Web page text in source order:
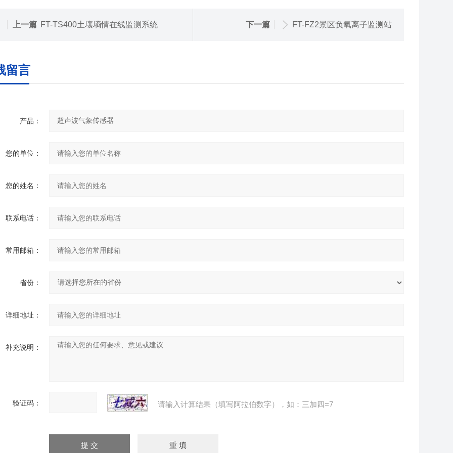
上一篇 FT-TS400土壤墒情在线监测系统 下一篇 FT-FZ2景区负氧离子监测站
留言
产品：
您的单位：
您的姓名：
联系电话：
常用邮箱：
省份：
详细地址：
补充说明：
验证码： 请输入计算结果（填写阿拉伯数字），如：三加四=7